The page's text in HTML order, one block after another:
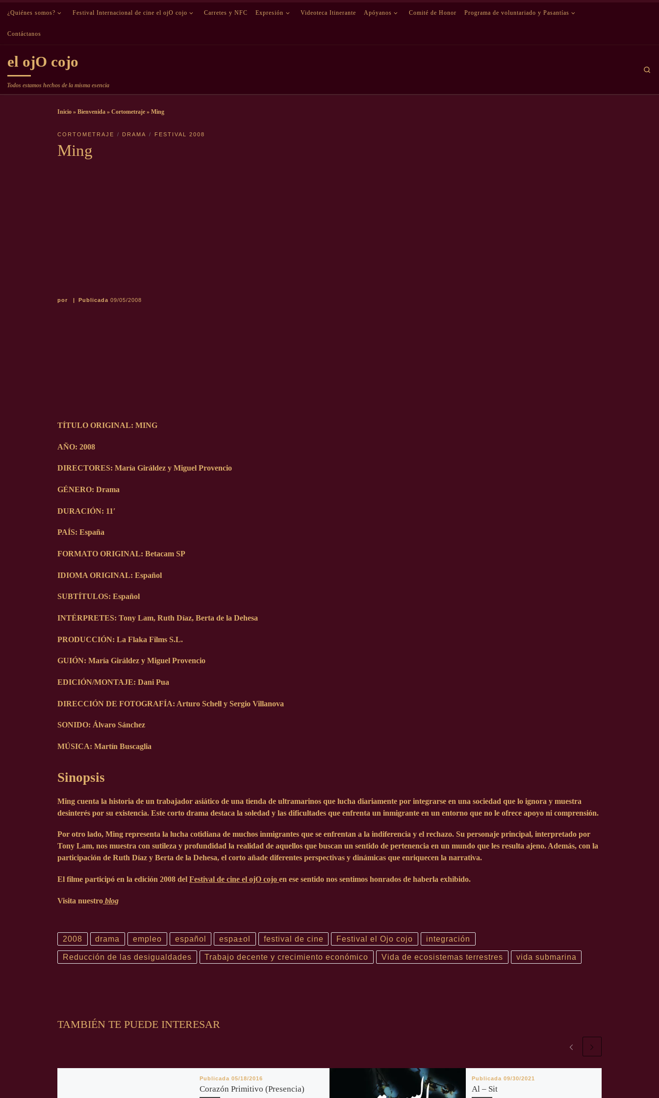
Saltar al contenido
¿Quiénes somos? Festival Internacional de cine el ojO cojo Carretes y NFC Expresión Videoteca Itinerante Apóyanos Comité de Honor Programa de voluntariado y Pasantías
Contáctanos
el ojO cojo
Todos estamos hechos de la misma esencia
Inicio » Bienvenida » Cortometraje » Ming
CORTOMETRAJE DRAMA FESTIVAL 2008
Ming
por | Publicada 09/05/2008
TÍTULO ORIGINAL: MING
AÑO: 2008
DIRECTORES: María Giráldez y Miguel Provencio
GÉNERO: Drama
DURACIÓN: 11′
PAÍS: España
FORMATO ORIGINAL: Betacam SP
IDIOMA ORIGINAL: Español
SUBTÍTULOS: Español
INTÉRPRETES: Tony Lam, Ruth Díaz, Berta de la Dehesa
PRODUCCIÓN: La Flaka Films S.L.
GUIÓN: María Giráldez y Miguel Provencio
EDICIÓN/MONTAJE: Dani Pua
DIRECCIÓN DE FOTOGRAFÍA: Arturo Schell y Sergio Villanova
SONIDO: Álvaro Sánchez
MÚSICA: Martín Buscaglia
Sinopsis
Ming cuenta la historia de un trabajador asiático de una tienda de ultramarinos que lucha diariamente por integrarse en una sociedad que lo ignora y muestra
desinterés por su existencia. Este corto drama destaca la soledad y las dificultades que enfrenta un inmigrante en un entorno que no le ofrece apoyo ni comprensión.
Por otro lado, Ming representa la lucha cotidiana de muchos inmigrantes que se enfrentan a la indiferencia y el rechazo. Su personaje principal, interpretado por
Tony Lam, nos muestra con sutileza y profundidad la realidad de aquellos que buscan un sentido de pertenencia en un mundo que les resulta ajeno. Además, con la
participación de Ruth Díaz y Berta de la Dehesa, el corto añade diferentes perspectivas y dinámicas que enriquecen la narrativa.
El filme participó en la edición 2008 del Festival de cine el ojO cojo en ese sentido nos sentimos honrados de haberla exhibido.
Visita nuestro blog
2008 drama empleo español espa±ol festival de cine Festival el Ojo cojo integración
Reducción de las desigualdades Trabajo decente y crecimiento económico Vida de ecosistemas terrestres vida submarina
TAMBIÉN TE PUEDE INTERESAR
Publicada 05/18/2016
Corazón Primitivo (Presencia)
Publicada 09/30/2021
Al – Sit